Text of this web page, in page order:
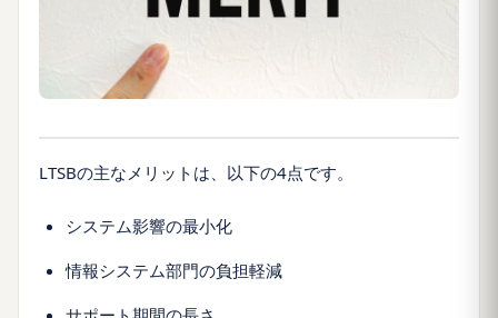
LTSBの主なメリットは、以下の4点です。
システム影響の最小化
情報システム部門の負担軽減